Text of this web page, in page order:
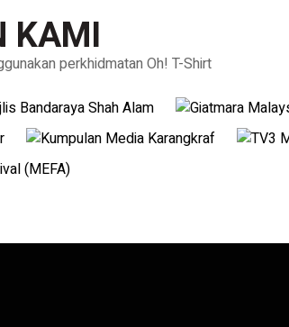
KAMI
perkhidmatan Oh! T-Shirt